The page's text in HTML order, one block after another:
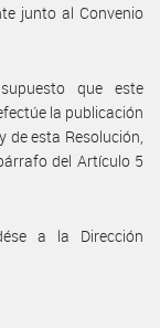
junto al Convenio
que este
la publicación
esta Resolución,
del Artículo 5
a la Dirección